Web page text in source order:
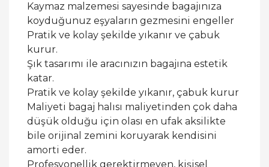
Kaymaz malzemesi sayesinde bagajınıza
koyduğunuz eşyaların gezmesini engeller
Pratik ve kolay şekilde yıkanır ve çabuk
kurur.
Şık tasarımı ile aracınızın bagajına estetik
katar.
Pratik ve kolay şekilde yıkanır, çabuk kurur
Maliyeti bagaj halısı maliyetinden çok daha
düşük olduğu için olası en ufak aksilikte
bile orijinal zemini koruyarak kendisini
amorti eder.
Profesyonellik gerektirmeyen, kişisel